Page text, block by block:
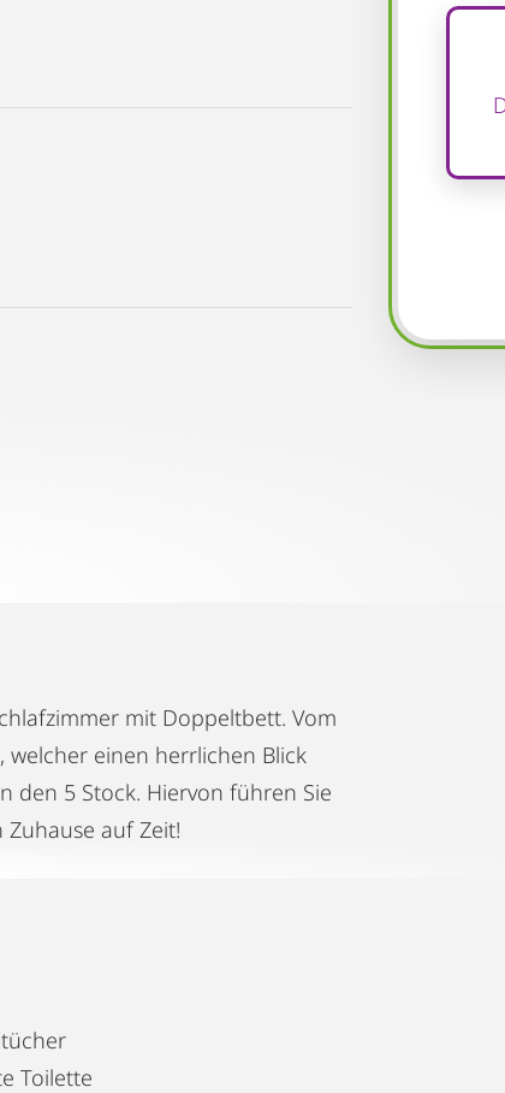
mit Doppeltbett. Vom
einen herrlichen Blick
den 5 Stock. Hiervon führen Sie
auf Zeit!
Toilette